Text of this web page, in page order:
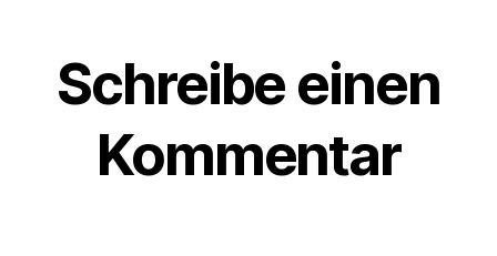
Schreibe einen
Kommentar